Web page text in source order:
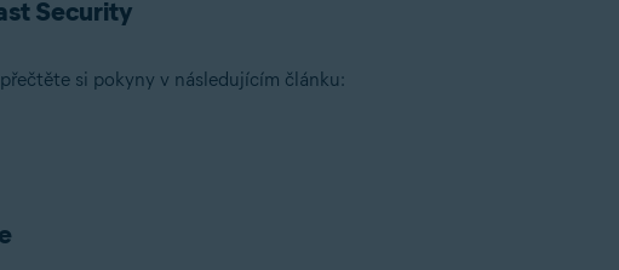
Security
si pokyny v následujícím článku: